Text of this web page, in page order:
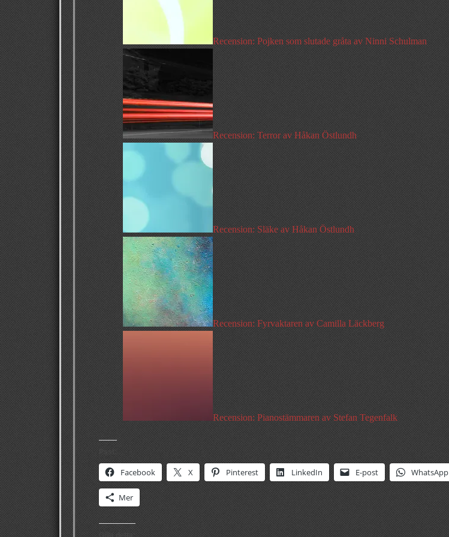
Recension: Pojken som slutade gråta av Ninni Schulman
Recension: Terror av Håkan Östlundh
Recension: Släke av Håkan Östlundh
Recension: Fyrvaktaren av Camilla Läckberg
Recension: Pianostämmaren av Stefan Tegenfalk
Facebook X Pinterest LinkedIn E-post WhatsApp
Mer